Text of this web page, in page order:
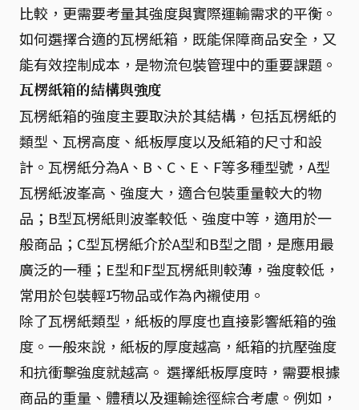
比較，更需要考量其強度與實際運輸需求的平衡。
如何選擇合適的瓦楞紙箱，既能保障商品安全，又
能有效控制成本，是物流包裝管理中的重要課題。
瓦楞紙箱的結構與強度
瓦楞紙箱的強度主要取決於其結構，包括瓦楞紙的
類型、瓦楞高度、紙板厚度以及紙箱的尺寸和設
計。瓦楞紙分為A、B、C、E、F等多種型號，A型
瓦楞紙波峯高、強度大，適合包裝重量較大的物
品；B型瓦楞紙則波峯較低、強度中等，適用於一
般商品；C型瓦楞紙介於A型和B型之間，是應用最
廣泛的一種；E型和F型瓦楞紙則較薄，強度較低，
常用於包裝輕巧物品或作為內襯使用。
除了瓦楞紙類型，紙板的厚度也直接影響紙箱的強
度。一般來說，紙板的厚度越高，紙箱的抗壓強度
和抗衝擊強度就越高。 選擇紙板厚度時，需要根據
商品的重量、體積以及運輸途徑綜合考慮。例如，